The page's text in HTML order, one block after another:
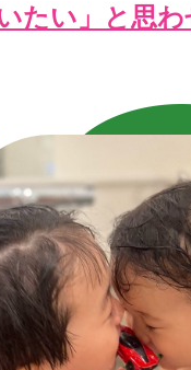
たい」と思わ